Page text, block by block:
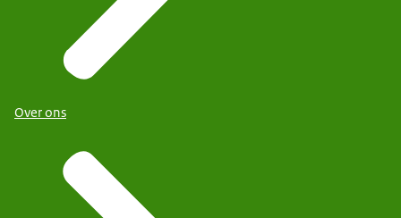
Over ons